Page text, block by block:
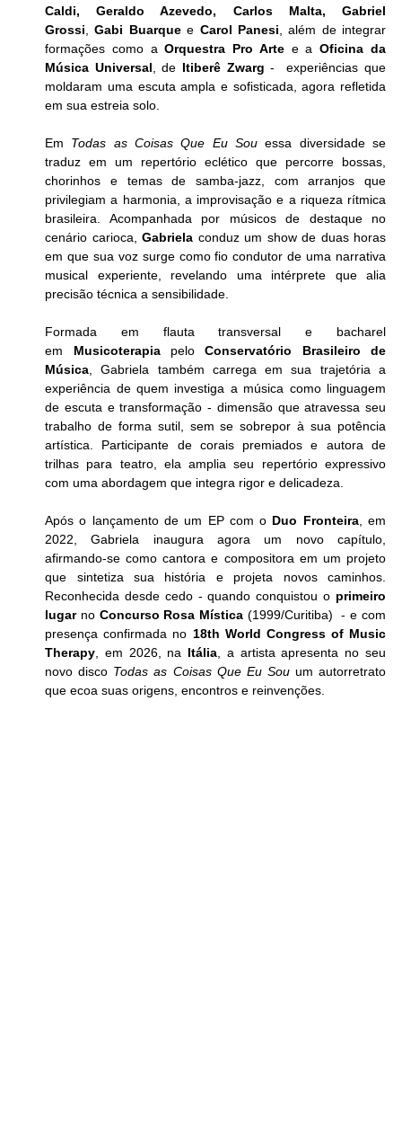
Caldi, Geraldo Azevedo, Carlos Malta, Gabriel
Grossi , Gabi Buarque e Carol Panesi , além de integrar
formações como a Orquestra Pro Arte e a Oficina da
Música Universal , de Itiberê Zwarg -  experiências que
moldaram uma escuta ampla e sofisticada, agora refletida
em sua estreia solo.
Em Todas as Coisas Que Eu Sou essa diversidade se
traduz em um repertório eclético que percorre bossas,
chorinhos e temas de samba-jazz, com arranjos que
privilegiam a harmonia, a improvisação e a riqueza rítmica
brasileira. Acompanhada por músicos de destaque no
cenário carioca, Gabriela conduz um show de duas horas
em que sua voz surge como fio condutor de uma narrativa
musical experiente, revelando uma intérprete que alia
precisão técnica a sensibilidade.
Formada em flauta transversal e bacharel
em Musicoterapia pelo Conservatório Brasileiro de
Música , Gabriela também carrega em sua trajetória a
experiência de quem investiga a música como linguagem
de escuta e transformação - dimensão que atravessa seu
trabalho de forma sutil, sem se sobrepor à sua potência
artística. Participante de corais premiados e autora de
trilhas para teatro, ela amplia seu repertório expressivo
com uma abordagem que integra rigor e delicadeza.
Após o lançamento de um EP com o Duo Fronteira, em
2022, Gabriela inaugura agora um novo capítulo,
afirmando-se como cantora e compositora em um projeto
que sintetiza sua história e projeta novos caminhos.
Reconhecida desde cedo - quando conquistou o primeiro
lugar no Concurso Rosa Mística (1999/Curitiba)  - e com
presença confirmada no 18th World Congress of Music
Therapy , em 2026, na Itália , a artista apresenta no seu
novo disco Todas as Coisas Que Eu Sou um autorretrato
que ecoa suas origens, encontros e reinvenções.